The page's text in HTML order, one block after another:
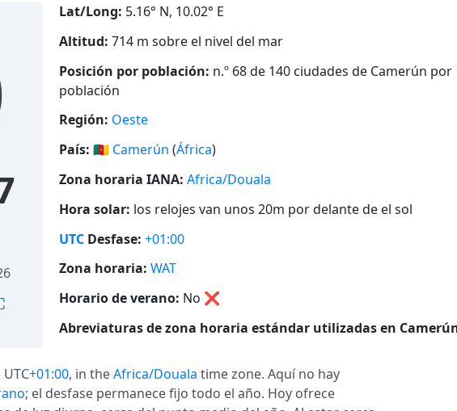
Lat/Long: 5.16° N, 10.02° E
Altitud: 714 m sobre el nivel del mar
Posición por población: n.º 68 de 140 ciudades de Camerún por
población
Región: Oeste
País: 🇨🇲 Camerún (África)
Zona horaria IANA: Africa/Douala
Hora solar: los relojes van unos 20m por delante de el sol
UTC Desfase: +01:00
Zona horaria: WAT
Horario de verano: No ❌
Abreviaturas de zona horaria estándar utilizadas en
+01:00, in theAfrica/Douala time zone. Aquí no hay
; el desfase permanece fijo todo el año. Hoy ofrece